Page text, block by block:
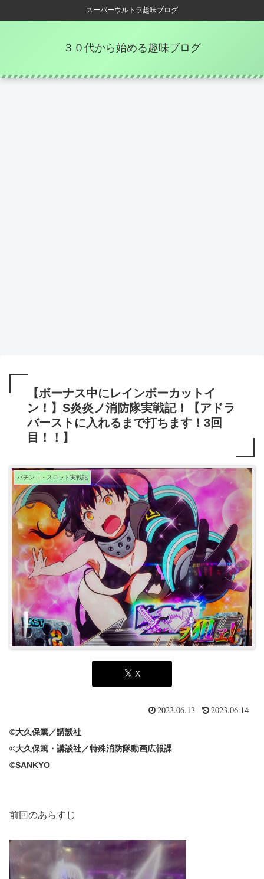
スーパーウルトラ趣味ブログ
３０代から始める趣味ブログ
【ボーナス中にレインボーカットイ
ン！】S炎炎ノ消防隊実戦記！【アドラ
バーストに入れるまで打ちます！3回
目！！】
パチンコ・スロット実戦記
X
2023.06.13 2023.06.14
©大久保篤／講談社
©大久保篤・講談社／特殊消防隊動画広報課
©SANKYO
前回のあらすじ